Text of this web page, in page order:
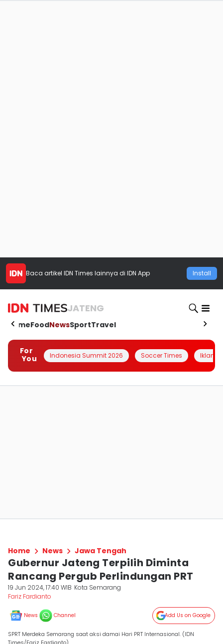
Baca artikel IDN Times lainnya di IDN App Install
JATENG
HomeFoodNewsSportTravel
For
You
Indonesia Summit 2026 Soccer Times Iklanin
Home News Jawa Tengah
Gubernur Jateng Terpilih Diminta
Rancang Pergub Perlindungan PRT
19 Jun 2024, 17:40 WIB Kota Semarang
Fariz Fardianto
News Channel Add Us on Google
SPRT Merdeka Semarang saat aksi damai Hari PRT Internasional. (IDN